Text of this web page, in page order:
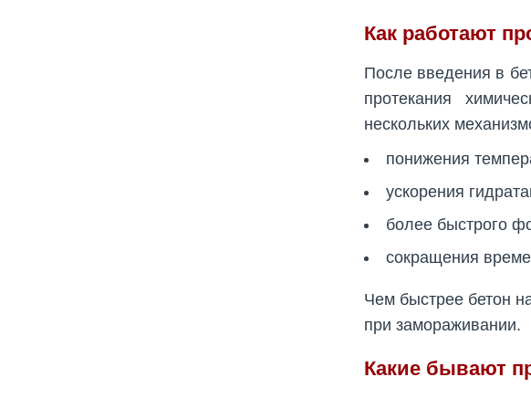
Как работают
После введения в
протекания
нескольких
понижения
ускорения
более быстрого
сокращения
Чем быстрее бетон
при замораживании.
Какие бывают